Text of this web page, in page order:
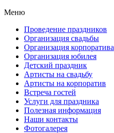
Меню
Проведение праздников
Организация свадьбы
Организация корпоратива
Организация юбилея
Детский праздник
Артисты на свадьбу
Артисты на корпоратив
Встреча гостей
Услуги для праздника
Полезная информация
Наши контакты
Фотогалерея